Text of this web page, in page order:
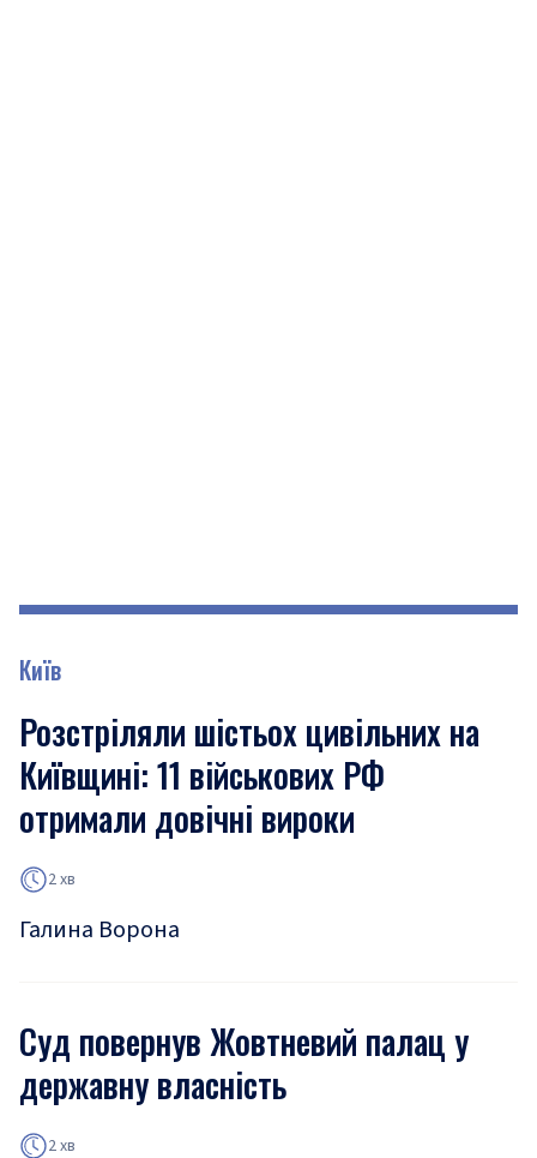
Київ
Розстріляли шістьох цивільних на
Київщині: 11 військових РФ
отримали довічні вироки
2 хв
Галина Ворона
Суд повернув Жовтневий палац у
державну власність
2 хв